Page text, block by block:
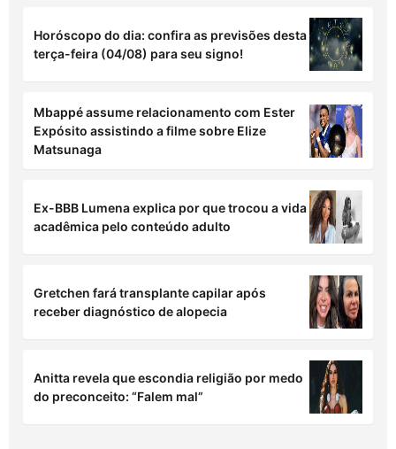
Horóscopo do dia: confira as previsões desta
terça-feira (04/08) para seu signo!
Mbappé assume relacionamento com Ester
Expósito assistindo a filme sobre Elize
Matsunaga
Ex-BBB Lumena explica por que trocou a vida
acadêmica pelo conteúdo adulto
Gretchen fará transplante capilar após
receber diagnóstico de alopecia
Anitta revela que escondia religião por medo
do preconceito: “Falem mal”